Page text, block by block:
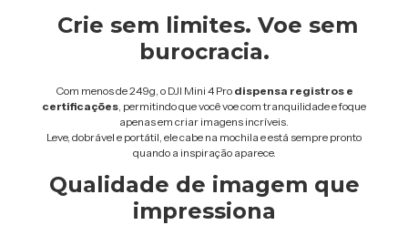
Crie sem limites. Voe sem
burocracia.
Com menos de 249g, o DJI Mini 4 Pro dispensa registros e
certificações , permitindo que você voe com tranquilidade e foque
apenas em criar imagens incríveis.
Leve, dobrável e portátil, ele cabe na mochila e está sempre pronto
quando a inspiração aparece.
Qualidade de imagem que
impressiona